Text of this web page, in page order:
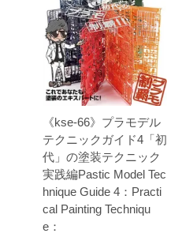
《kse-66》プラモデル
テクニックガイド4「初
代」の塗装テクニック
実践編Pastic Model Tec
hnique Guide 4：Practi
cal Painting Techniqu
e：